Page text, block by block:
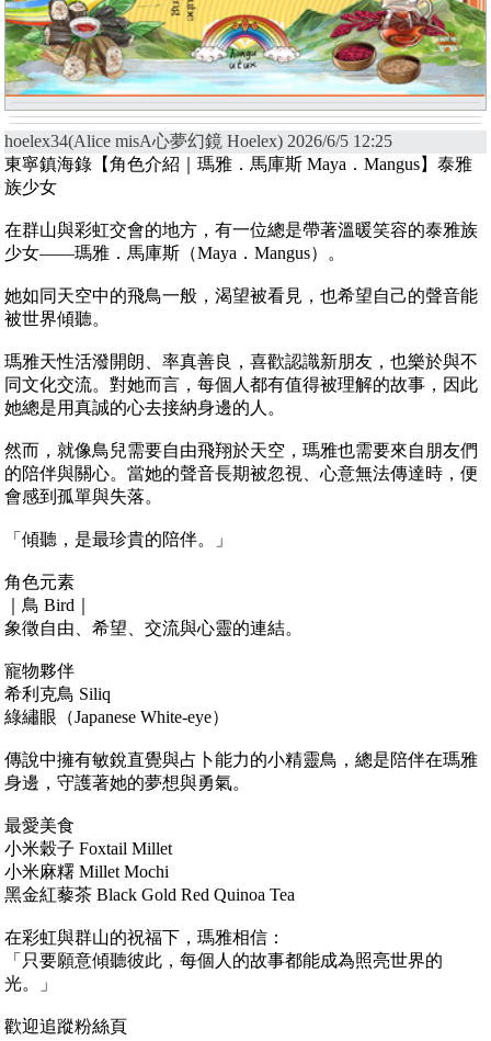
hoelex34(Alice misA心夢幻鏡 Hoelex) 2026/6/5 12:25
東寧鎮海錄【角色介紹｜瑪雅．馬庫斯 Maya．Mangus】泰雅
族少女
在群山與彩虹交會的地方，有一位總是帶著溫暖笑容的泰雅族
少女——瑪雅．馬庫斯（Maya．Mangus）。
她如同天空中的飛鳥一般，渴望被看見，也希望自己的聲音能
被世界傾聽。
瑪雅天性活潑開朗、率真善良，喜歡認識新朋友，也樂於與不
同文化交流。對她而言，每個人都有值得被理解的故事，因此
她總是用真誠的心去接納身邊的人。
然而，就像鳥兒需要自由飛翔於天空，瑪雅也需要來自朋友們
的陪伴與關心。當她的聲音長期被忽視、心意無法傳達時，便
會感到孤單與失落。
「傾聽，是最珍貴的陪伴。」
角色元素
｜鳥 Bird｜
象徵自由、希望、交流與心靈的連結。
寵物夥伴
希利克鳥 Siliq
綠繡眼（Japanese White-eye）
傳說中擁有敏銳直覺與占卜能力的小精靈鳥，總是陪伴在瑪雅
身邊，守護著她的夢想與勇氣。
最愛美食
小米穀子 Foxtail Millet
小米麻糬 Millet Mochi
黑金紅藜茶 Black Gold Red Quinoa Tea
在彩虹與群山的祝福下，瑪雅相信：
「只要願意傾聽彼此，每個人的故事都能成為照亮世界的
光。」
歡迎追蹤粉絲頁